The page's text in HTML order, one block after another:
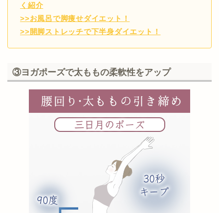
く紹介
>>お風呂で脚痩せダイエット！
>>開脚ストレッチで下半身ダイエット！
③ヨガポーズで太ももの柔軟性をアップ